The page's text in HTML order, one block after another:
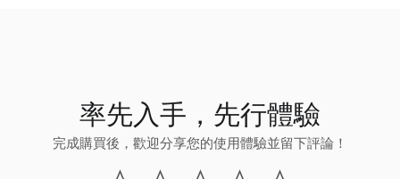
率先入手，先行體驗
完成購買後，歡迎分享您的使用體驗並留下評論！